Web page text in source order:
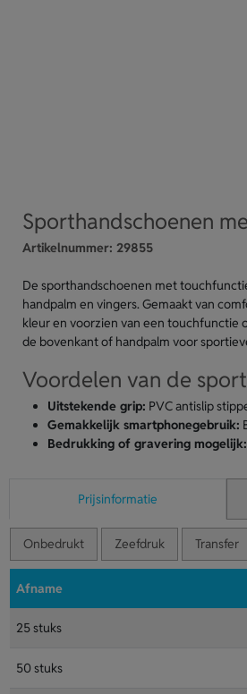
Sporthandschoenen
Artikelnummer: 29855
De sporthandschoenen met
handpalm en vingers. Gemaakt van
kleur en voorzien van een touchfunctie
de bovenkant of handpalm voor
Voordelen van de
Uitstekende grip: PVC antislip
Gemakkelijk smartphonegebruik:
Bedrukking of gravering mogelijk:
Prijsinformatie
Onbedrukt Zeefdruk Transfer
Afname
25 stuks
50 stuks